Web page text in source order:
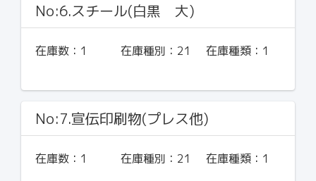
No:6.スチール(白黒 大)
在庫数： 1 在庫種別： 21 在庫種類： 1
No:7.宣伝印刷物(プレス他)
在庫数： 1 在庫種別： 21 在庫種類： 1